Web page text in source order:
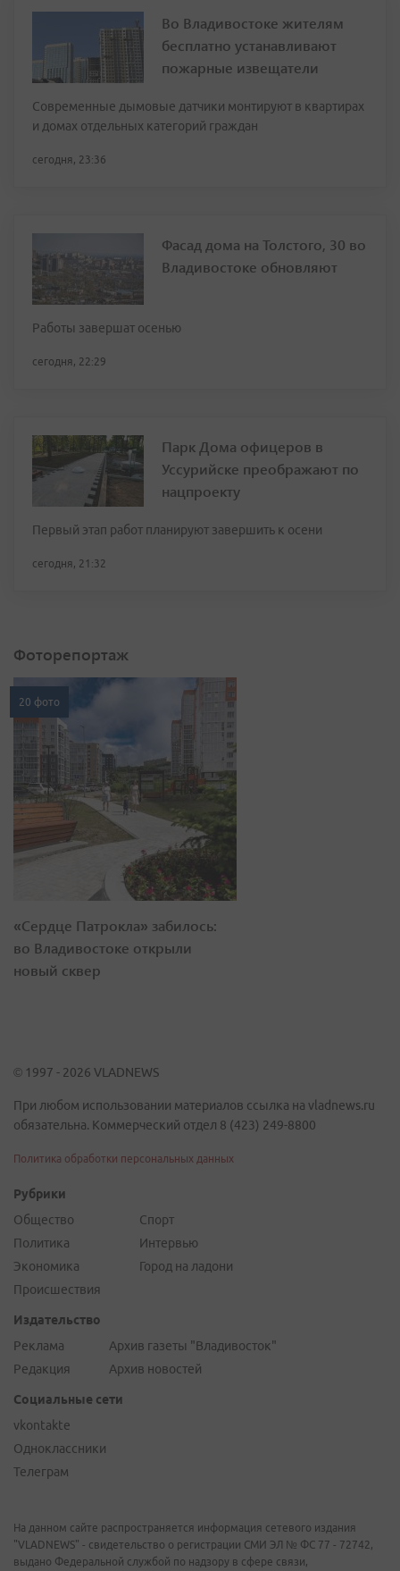
Во Владивостоке жителям
бесплатно устанавливают
пожарные извещатели
Современные дымовые датчики монтируют в квартирах
и домах отдельных категорий граждан
сегодня, 23:36
Фасад дома на Толстого, 30 во
Владивостоке обновляют
Работы завершат осенью
сегодня, 22:29
Парк Дома офицеров в
Уссурийске преображают по
нацпроекту
Первый этап работ планируют завершить к осени
сегодня, 21:32
Фоторепортаж
20 фото
«Сердце Патрокла» забилось:
во Владивостоке открыли
новый сквер
© 1997 - 2026 VLADNEWS
При любом использовании материалов ссылка на vladnews.ru
обязательна. Коммерческий отдел 8 (423) 249-8800
Политика обработки персональных данных
Рубрики
Общество
Политика
Экономика
Происшествия
Спорт
Интервью
Город на ладони
Издательство
Реклама
Редакция
Архив газеты "Владивосток"
Архив новостей
Социальные сети
vkontakte
Одноклассники
Телеграм
На данном сайте распространяется информация сетевого издания
"VLADNEWS" - свидетельство о регистрации СМИ ЭЛ № ФС 77 - 72742,
выдано Федеральной службой по надзору в сфере связи,